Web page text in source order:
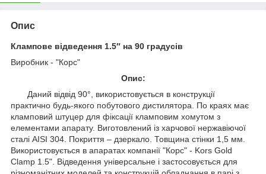
Опис
Клампове відведення 1.5″ на 90 градусів
Виробник - "Корс"
Опис:
Даний відвід 90°, використовується в конструкції
практично будь-якого побутового дистилятора. По краях має
кламповий штуцер для фіксації кламповим хомутом з
елементами апарату. Виготовлений із харчової нержавіючої
сталі AISI 304. Покриття – дзеркало. Товщина стінки 1,5 мм.
Використовується в апаратах компанії "Корс" - Kors Gold
Clamp 1.5". Відведення універсальне і застосовується для